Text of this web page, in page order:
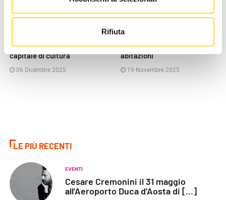
Rifiuta
Nova Gorica per sempre
capitale di cultura"
06 Dicembre 2025
Maltempo, Fedriga: "priorità
al rientro in sicurezza nelle
abitazioni"
19 Novembre 2025
LE PIÙ RECENTI
EVENTI
Cesare Cremonini il 31 maggio
all'Aeroporto Duca d'Aosta di [...]